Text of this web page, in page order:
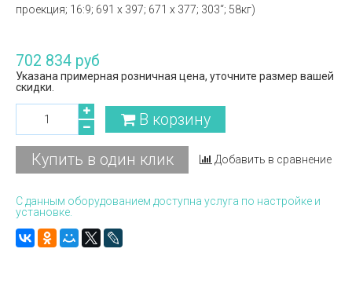
проекция; 16:9; 691 x 397; 671 x 377; 303“; 58кг)
702 834 руб
Указана примерная розничная цена, уточните размер вашей
скидки.
В корзину
Купить в один клик Добавить в сравнение
С данным оборудованием доступна услуга по настройке и
установке.